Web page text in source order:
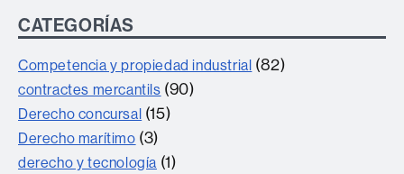
CATEGORÍAS
Competencia y propiedad industrial (82)
contractes mercantils (90)
Derecho concursal (15)
Derecho marítimo (3)
derecho y tecnología (1)